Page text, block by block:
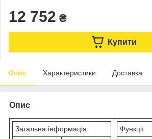
12 752 ₴
Купити
Опис Характеристики Доставка
Опис
Загальна інформація
Функції